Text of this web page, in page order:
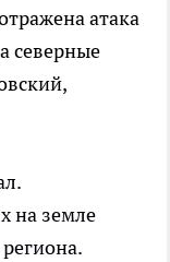
атака
северные
на земле